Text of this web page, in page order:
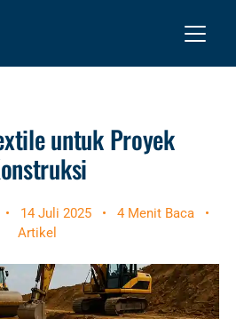
untuk Proyek
• 14 Juli 2025 • 4 Menit Baca
•
Artikel